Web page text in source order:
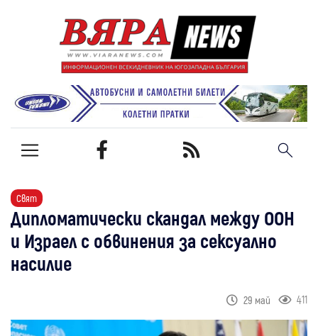
Свят
Дипломатически скандал между ООН
и Израел с обвинения за сексуално
насилие
29 май 411